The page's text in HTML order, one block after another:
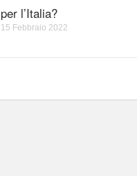
per l’Italia?
15 Febbraio 2022